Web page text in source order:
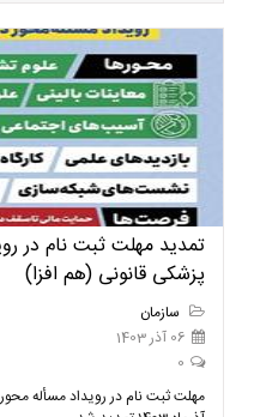
تمدید مهلت ثبت نام در
پزشکی قانونی (هم افزا)
سازمان
06 آذر 1403
0